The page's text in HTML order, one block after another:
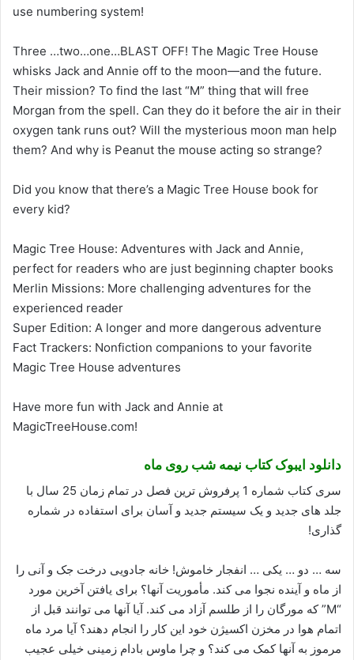
use numbering system!
Three …two…one…BLAST OFF! The Magic Tree House
whisks Jack and Annie off to the moon—and the future.
Their mission? To find the last “M” thing that will free
Morgan from the spell. Can they do it before the air in their
oxygen tank runs out? Will the mysterious moon man help
them? And why is Peanut the mouse acting so strange?
Did you know that there’s a Magic Tree House book for
every kid?
Magic Tree House: Adventures with Jack and Annie,
perfect for readers who are just beginning chapter books
Merlin Missions: More challenging adventures for the
experienced reader
Super Edition: A longer and more dangerous adventure
Fact Trackers: Nonfiction companions to your favorite
Magic Tree House adventures
Have more fun with Jack and Annie at
MagicTreeHouse.com!
دانلود ایبوک کتاب نیمه شب روی ماه
سری کتاب شماره 1 پرفروش ترین فصل در تمام زمان 25 سال با
جلد های جدید و یک سیستم جدید و آسان برای استفاده در شماره
گذاری!
سه … دو … یکی … انفجار خاموش! خانه جادویی درخت جک و آنی را
از ماه و آینده نجوا می کند. مأموریت آنها؟ برای یافتن آخرین مورد
“M” که مورگان را از طلسم آزاد می کند. آیا آنها می توانند قبل از
اتمام هوا در مخزن اکسیژن خود این کار را انجام دهند؟ آیا مرد ماه
مرموز به آنها کمک می کند؟ و چرا ماوس بادام زمینی خیلی عجیب